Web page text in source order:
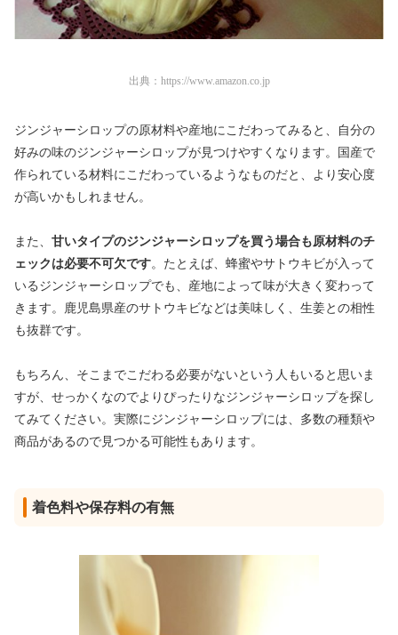
出典： https://www.amazon.co.jp
ジンジャーシロップの原材料や産地にこだわってみると、自分の
好みの味のジンジャーシロップが見つけやすくなります。国産で
作られている材料にこだわっているようなものだと、より安心度
が高いかもしれません。
また、 甘いタイプのジンジャーシロップを買う場合も原材料のチ
ェックは必要不可欠です。たとえば、蜂蜜やサトウキビが入って
いるジンジャーシロップでも、産地によって味が大きく変わって
きます。鹿児島県産のサトウキビなどは美味しく、生姜との相性
も抜群です。
もちろん、そこまでこだわる必要がないという人もいると思いま
すが、せっかくなのでよりぴったりなジンジャーシロップを探し
てみてください。実際にジンジャーシロップには、多数の種類や
商品があるので見つかる可能性もあります。
着色料や保存料の有無